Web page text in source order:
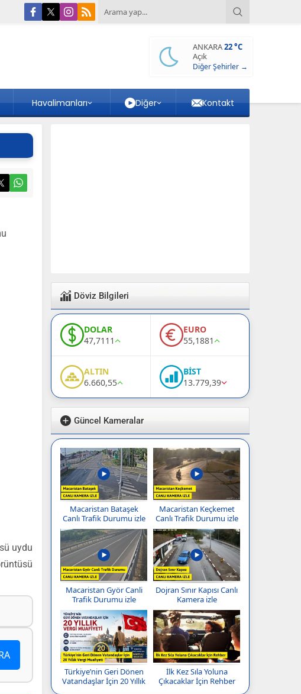
ANKARA22 °C
Açık
Diğer Şehirler →
Havalimanları Diğer Kontakt
uydu
Döviz Bilgileri
DOLAR
47,7111
EURO
55,1881
ALTIN
6.660,55
BİST
13.779,39
Güncel Kameralar
Macaristan Bataşek
Canlı Trafik Durumu izle
Macaristan Keçkemet
Canlı Trafik Durumu izle
Macaristan Györ Canli
Trafik Durumu izle
Dojran Sınır Kapısı Canlı
Kamera izle
Türkiye’nin Geri Dönen
Vatandaşlar İçin 20 Yıllık
İlk Kez Sıla Yoluna
Çıkacaklar İçin Rehber